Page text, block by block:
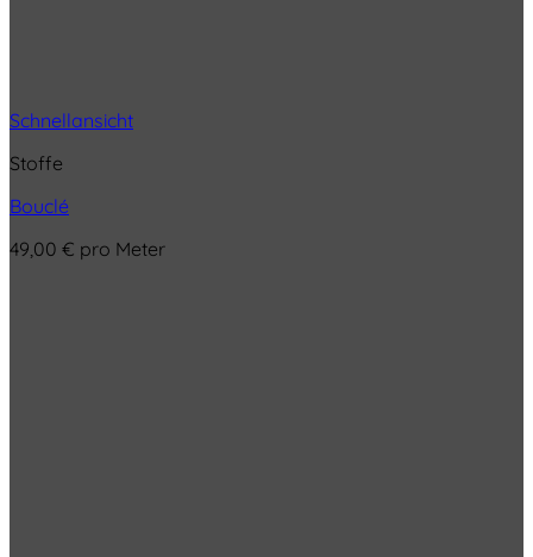
Schnellansicht
Stoffe
Bouclé
49,00 € pro Meter